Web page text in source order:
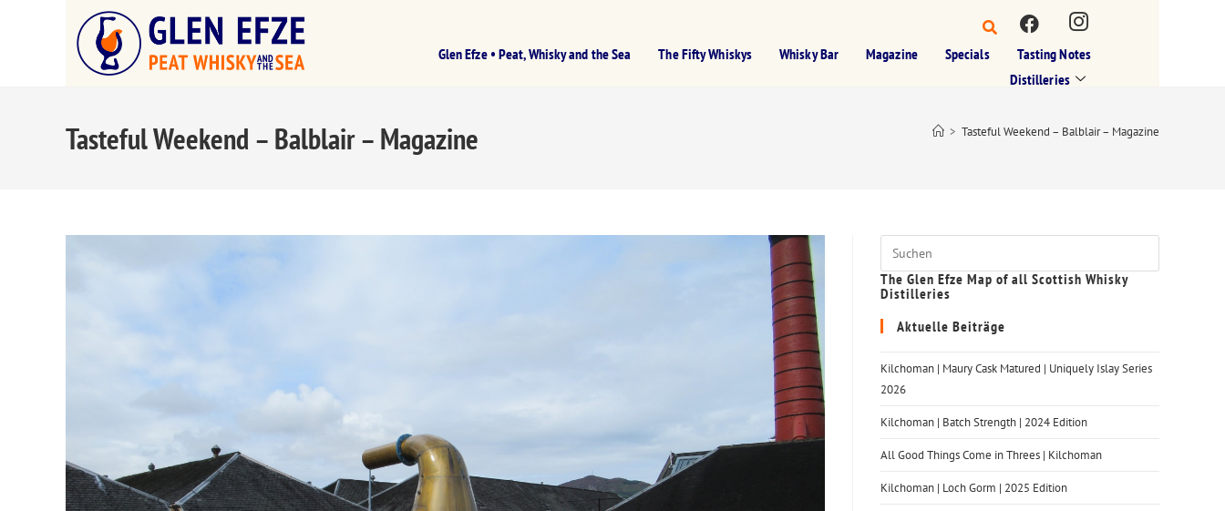
Glen Efze • Peat, Whisky and the Sea The Fifty Whiskys Whisky Bar Magazine Specials
Tasting Notes
Distilleries
Tasteful Weekend – Balblair – Magazine > Tasteful Weekend – Balblair – Magazine
The Glen Efze Map of all Scottish Whisky
Distilleries
Aktuelle Beiträge
Kilchoman | Maury Cask Matured | Uniquely Islay Series
2026
Kilchoman | Batch Strength | 2024 Edition
All Good Things Come in Threes | Kilchoman
Kilchoman | Loch Gorm​ | 2025 Edition